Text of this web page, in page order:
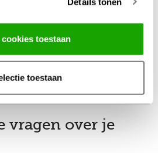
toestaan
toestaan
vooraf
vragen over je